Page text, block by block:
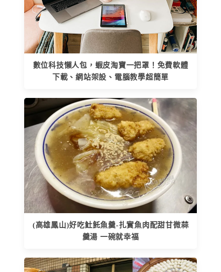
數位科技懶人包，蝦皮淘寶一把罩！免費軟體
下載、網站架設、電腦教學超簡單
(高雄鳳山)好吃𩵚魠魚羹-扎實魚肉配甜甘微蒜
羹湯 一碗就幸福